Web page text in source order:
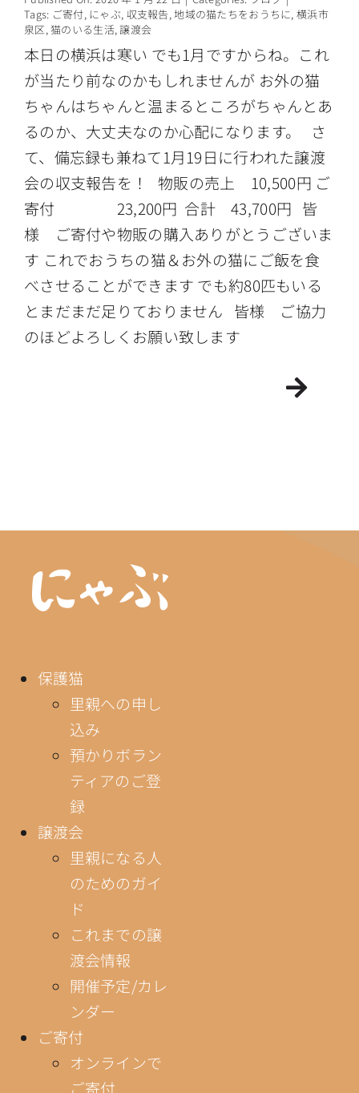
Tags: ご寄付, にゃぶ, 収支報告,地域の猫たちをおうちに,横浜市
泉区,猫のいる生活,譲渡会
本日の横浜は寒い でも1月ですからね。これ
が当たり前なのかもしれませんが お外の猫
ちゃんはちゃんと温まるところがちゃんとあ
るのか、大丈夫なのか心配になります。 さ
て、備忘録も兼ねて1月19日に行われた譲渡
会の収支報告を！ 物販の売上 10,500円 ご
寄付 23,200円 合計 43,700円 皆
様 ご寄付や物販の購入ありがとうございま
す これでおうちの猫＆お外の猫にご飯を食
べさせることができます でも約80匹もいる
とまだまだ足りておりません 皆様 ご協力
のほどよろしくお願い致します
保護猫
里親への申し
込み
預かりボラン
ティアのご登
録
譲渡会
里親になる人
のためのガイ
ド
これまでの譲
渡会情報
開催予定/カレ
ンダー
ご寄付
オンラインで
ご寄付